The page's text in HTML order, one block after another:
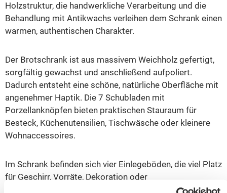
Holzstruktur, die handwerkliche Verarbeitung und die
Behandlung mit Antikwachs verleihen dem Schrank einen
warmen, authentischen Charakter.
Der Brotschrank ist aus massivem Weichholz gefertigt,
sorgfältig gewachst und anschließend aufpoliert.
Dadurch entsteht eine schöne, natürliche Oberfläche mit
angenehmer Haptik. Die 7 Schubladen mit
Porzellanknöpfen bieten praktischen Stauraum für
Besteck, Küchenutensilien, Tischwäsche oder kleinere
Wohnaccessoires.
Im Schrank befinden sich vier Einlegeböden, die viel Platz
für Geschirr, Vorräte, Dekoration oder
Alltagsgegenstände bieten. Durch seine kompakte